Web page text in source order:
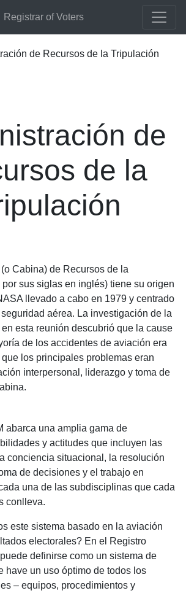
Registrar of Voters
de Recursos de la Tripulación
de
de la
Cabina) de Recursos de la
sus siglas en inglés) tiene su origen
llevado a cabo en 1979 y centrado
aérea. La investigación de la
esta reunión descubrió que la cause
de los accidentes de aviación era
los principales problemas eran
interpersonal, liderazgo y toma de
abarca una amplia gama de
y actitudes que incluyen las
conciencia situacional, la resolución
de decisiones y el trabajo en
una de las subdisciplinas que cada
conlleva.
este sistema basado en la aviación
electorales? En el Registro
definirse como un sistema de
have un uso óptimo de todos los
– equipos, procedimientos y